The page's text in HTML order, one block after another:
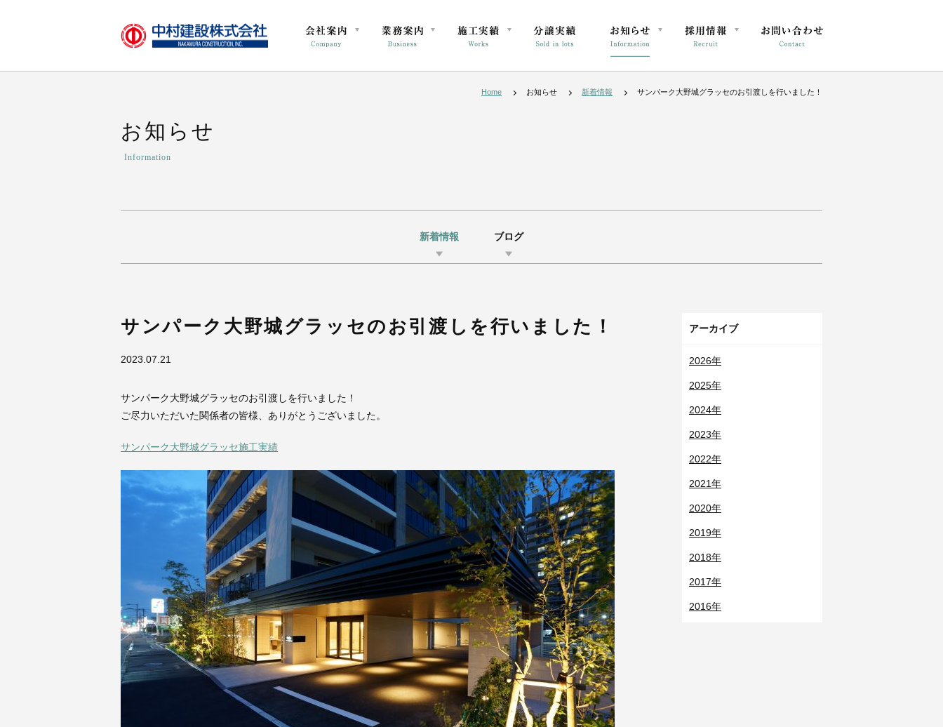
Home お知らせ 新着情報 サンパーク大野城グラッセのお引渡しを行いました！
お知らせ
Information
新着情報 ブログ
サンパーク大野城グラッセのお引渡しを行いました！
2023.07.21
サンパーク大野城グラッセのお引渡しを行いました！
ご尽力いただいた関係者の皆様、ありがとうございました。
サンパーク大野城グラッセ施工実績
アーカイブ
2026年
2025年
2024年
2023年
2022年
2021年
2020年
2019年
2018年
2017年
2016年